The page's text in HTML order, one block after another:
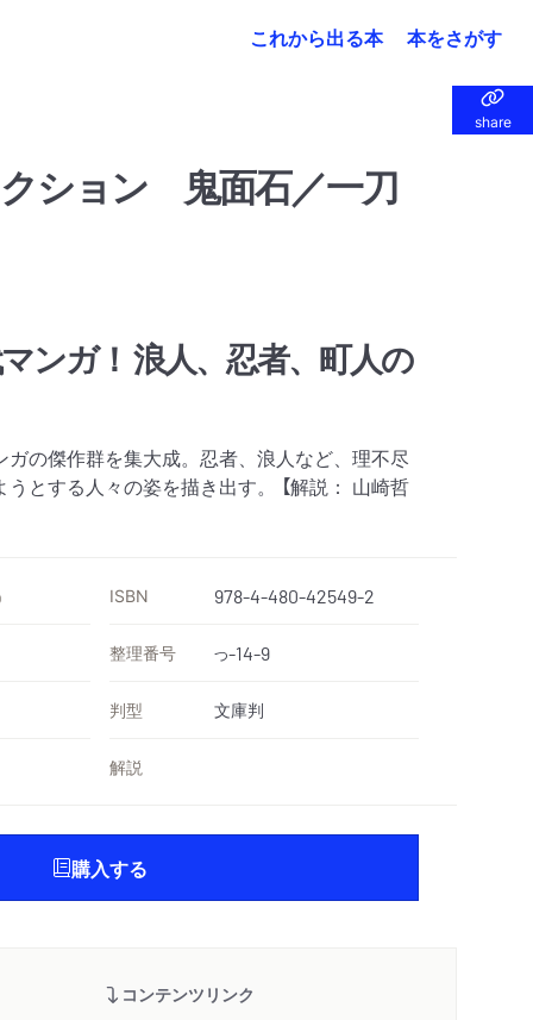
これから出る本 本をさがす
share
share
ション 鬼面石／一刀
ンガ！ 浪人、忍者、町人の
の傑作群を集大成。忍者、浪人など、理不尽
とする人々の姿を描き出す。 【解説： 山崎哲
ISBN 978-4-480-42549-2
整理番号 つ-14-9
判型 文庫判
解説
購入する
コンテンツリンク